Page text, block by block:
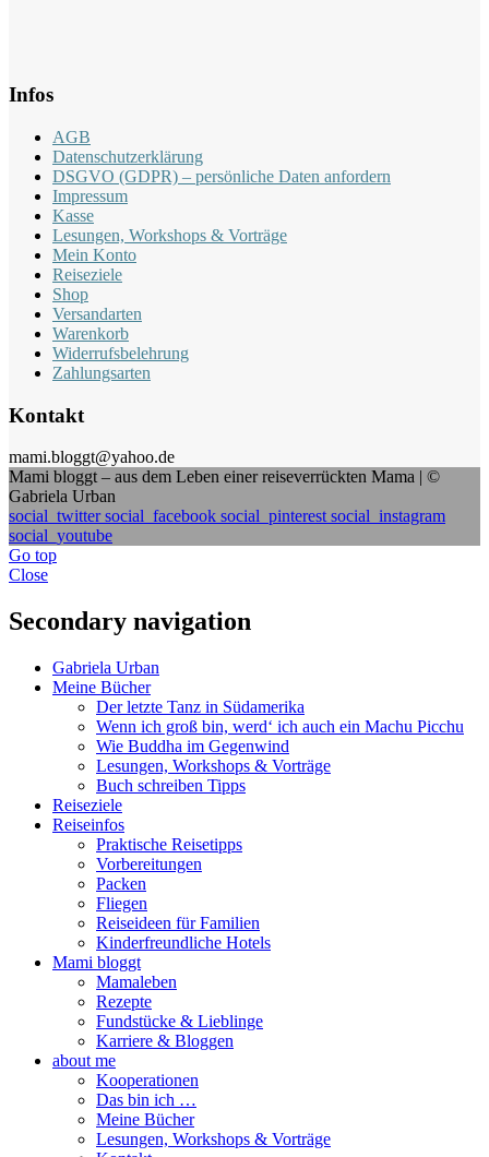
Infos
AGB
Datenschutzerklärung
DSGVO (GDPR) – persönliche Daten anfordern
Impressum
Kasse
Lesungen, Workshops & Vorträge
Mein Konto
Reiseziele
Shop
Versandarten
Warenkorb
Widerrufsbelehrung
Zahlungsarten
Kontakt
mami.bloggt@yahoo.de
Mami bloggt – aus dem Leben einer reiseverrückten Mama | ©
Gabriela Urban
social_twittersocial_facebook social_pinterest social_instagram
social_youtube
Go top
Close
Secondary navigation
Gabriela Urban
Meine Bücher
Der letzte Tanz in Südamerika
Wenn ich groß bin, werd‘ ich auch ein Machu Picchu
Wie Buddha im Gegenwind
Lesungen, Workshops & Vorträge
Buch schreiben Tipps
Reiseziele
Reiseinfos
Praktische Reisetipps
Vorbereitungen
Packen
Fliegen
Reiseideen für Familien
Kinderfreundliche Hotels
Mami bloggt
Mamaleben
Rezepte
Fundstücke & Lieblinge
Karriere & Bloggen
about me
Kooperationen
Das bin ich …
Meine Bücher
Lesungen, Workshops & Vorträge